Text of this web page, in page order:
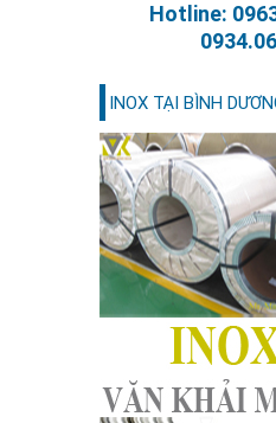
Hotline:
INOX TẠI BÌNH